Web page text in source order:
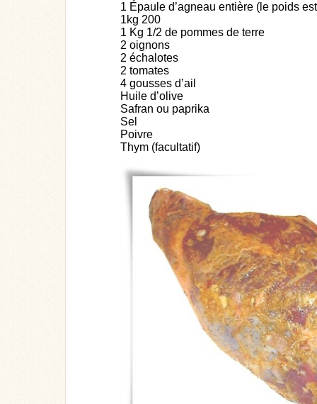
1 Épaule d’agneau entière (le poids
1kg 200
1 Kg 1/2 de pommes de terre
2 oignons
2 échalotes
2 tomates
4 gousses d’ail
Huile d’olive
Safran ou paprika
Sel
Poivre
Thym (facultatif)